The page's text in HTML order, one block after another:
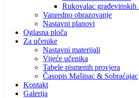
Rukovalac građevinskih
Vanredno obrazovanje
Nastavni planovi
Oglasna ploča
Za učenike
Nastavni materijali
Vijeće učenika
Tabele pismenih provjera
Časopis Mašinac & Sobraćajac
Kontakt
Galerija